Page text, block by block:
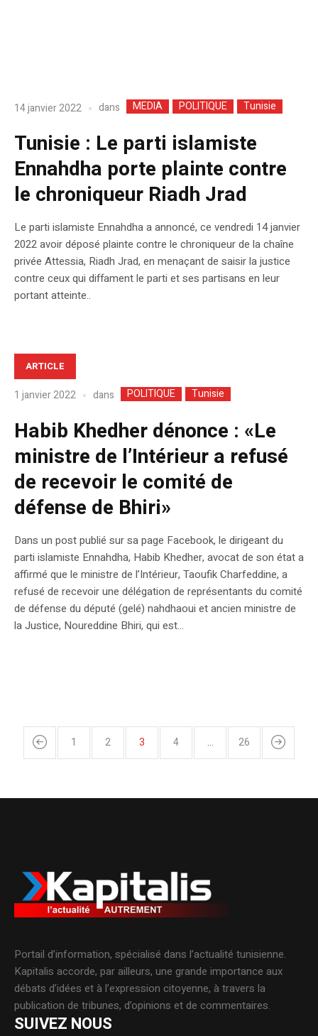
14 janvier 2022 dans MEDIA POLITIQUE Tunisie
Tunisie : Le parti islamiste
Ennahdha porte plainte contre
le chroniqueur Riadh Jrad
Le parti islamiste Ennahdha a annoncé, ce vendredi 14 janvier
2022 avoir déposé plainte contre le chroniqueur de la chaîne
privée Attessia, Riadh Jrad, en menaçant de saisir la justice
contre ceux qui diffament le parti et ses partisans en leur
portant atteinte..
ARTICLE
1 janvier 2022 dans POLITIQUE Tunisie
Habib Khedher dénonce : «Le
ministre de l’Intérieur a refusé
de recevoir le comité de
défense de Bhiri»
Dans un post publié sur sa page Facebook, le dirigeant du
parti islamiste Ennahdha, Habib Khedher, avocat de son état a
affirmé que le ministre de l’Intérieur, Taoufik Charfeddine, a
refusé de recevoir une délégation de représentants du comité
de défense du député (gelé) nahdhaoui et ancien ministre de
la Justice, Noureddine Bhiri, qui est...
1 2 3 4 … 26
Portail d’information, spécialisé dans l’actualité tunisienne.
Kapitalis accorde, par ailleurs, une grande importance aux
débats d’idées et à l’expression citoyenne, à travers la
publication de tribunes, d’opinions et de commentaires.
SUIVEZ NOUS